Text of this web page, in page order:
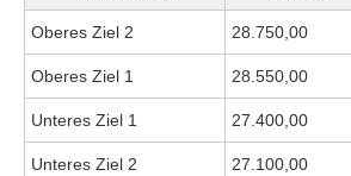
Oberes Ziel 2 28.750,00
Oberes Ziel 1 28.550,00
Unteres Ziel 1 27.400,00
Unteres Ziel 2 27.100,00